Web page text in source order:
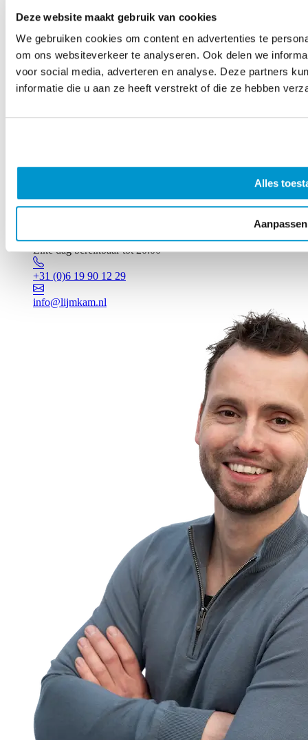
Deze website maakt gebruik van cookies
We gebruiken cookies om content en advertenties te
om ons websiteverkeer te analyseren. Ook delen we
voor social media, adverteren en analyse. Deze partners
informatie die u aan ze heeft verstrekt of die ze hebben
Alles
Aanpassen
Elke dag bereikbaar tot 20:00
+31 (0)6 19 90 12 29
info@lijmkam.nl